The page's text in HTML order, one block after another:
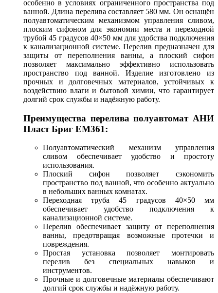
особенно в условиях ограниченного пространства под
ванной. Длина перелива составляет 580 мм. Он оснащён
полуавтоматическим механизмом управления сливом,
плоским сифоном для экономии места и переходной
трубой 45 градусов 40×50 мм для удобства подключения
к канализационной системе. Перелив предназначен для
защиты от переполнения ванны, а плоский сифон
позволяет максимально эффективно использовать
пространство под ванной. Изделие изготовлено из
прочных и долговечных материалов, устойчивых к
воздействию влаги и бытовой химии, что гарантирует
долгий срок службы и надёжную работу.
Преимущества перелива полуавтомат АНИ
Пласт Бриг EM361:
Полуавтоматический механизм управления
сливом обеспечивает удобство и простоту
использования.
Плоский сифон позволяет сэкономить
пространство под ванной, что особенно актуально
в небольших ванных комнатах.
Переходная труба 45 градусов 40×50 мм
обеспечивает удобство подключения к
канализационной системе.
Перелив обеспечивает защиту от переполнения
ванны, предотвращая возможные протечки и
повреждения.
Простая установка позволяет монтировать
перелив без специальных навыков и
инструментов.
Прочные и долговечные материалы обеспечивают
долгий срок службы и надёжную работу.